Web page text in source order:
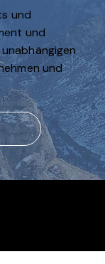
und
und
und